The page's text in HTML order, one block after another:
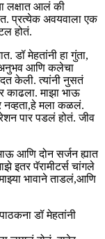
लक्षात आलं की
प्रत्येक अवयवाला एक
होतं.
डॉ मेहतांनी हा गुंता,
आणि कलेचा
केली. त्यांनी नुसतं
काढला. माझा भाऊ
नव्हता,हे मला कळलं.
पार पडलं होतं. जीव
आणि दोन सर्जन ह्यात
इतर पॅरामीटर्स चांगले
भावाने ताडलं,आणि
डॉ मेहतांनी